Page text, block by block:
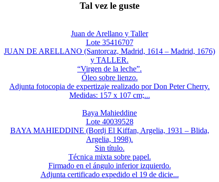
Tal vez le guste
Juan de Arellano y Taller
Lote 35416707
JUAN DE ARELLANO (Santorcaz, Madrid, 1614 – Madrid, 1676)
y TALLER.
“Virgen de la leche”.
Óleo sobre lienzo.
Adjunta fotocopia de expertizaje realizado por Don Peter Cherry.
Medidas: 157 x 107 cm;...
Baya Mahieddine
Lote 40039528
BAYA MAHIEDDINE (Bordj El Kiffan, Argelia, 1931 – Blida,
Argelia, 1998).
Sin título.
Técnica mixta sobre papel.
Firmado en el ángulo inferior izquierdo.
Adjunta certificado expedido el 19 de dicie...